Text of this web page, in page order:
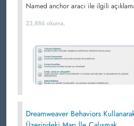
Named anchor aracı ile ilgili
23,886 okuma,
Dreamweaver Behaviors